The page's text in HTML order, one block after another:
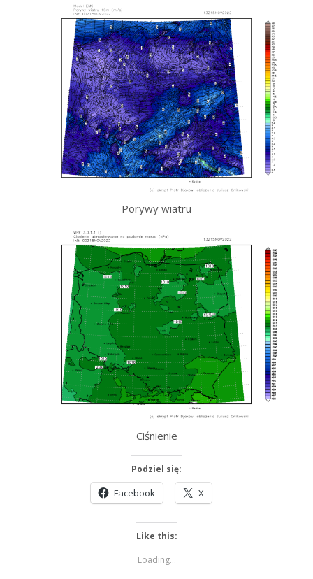
Porywy wiatru
Ciśnienie
Podziel się:
Facebook X
Like this:
Loading...